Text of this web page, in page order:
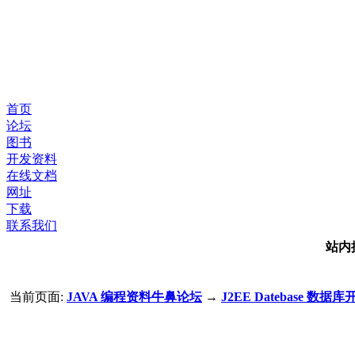
首页
论坛
图书
开发资料
在线文档
网址
下载
联系我们
站内
当前页面: JAVA 编程资料牛鼻论坛→ J2EE Datebase 数据库